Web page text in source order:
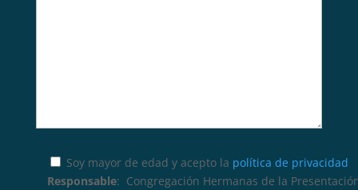
Soy mayor de edad y acepto la política de privacidad
Responsable: Congregación Hermanas de la